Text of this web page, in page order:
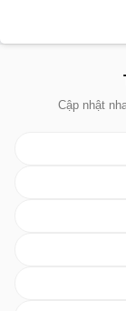
Cập nhật